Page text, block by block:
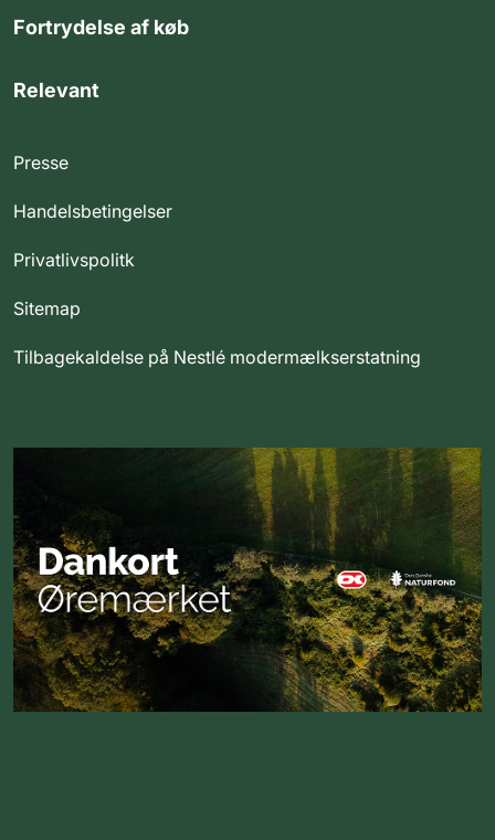
Fortrydelse af køb
Relevant
Presse
Handelsbetingelser
Privatlivspolitk
Sitemap
Tilbagekaldelse på Nestlé modermælkserstatning